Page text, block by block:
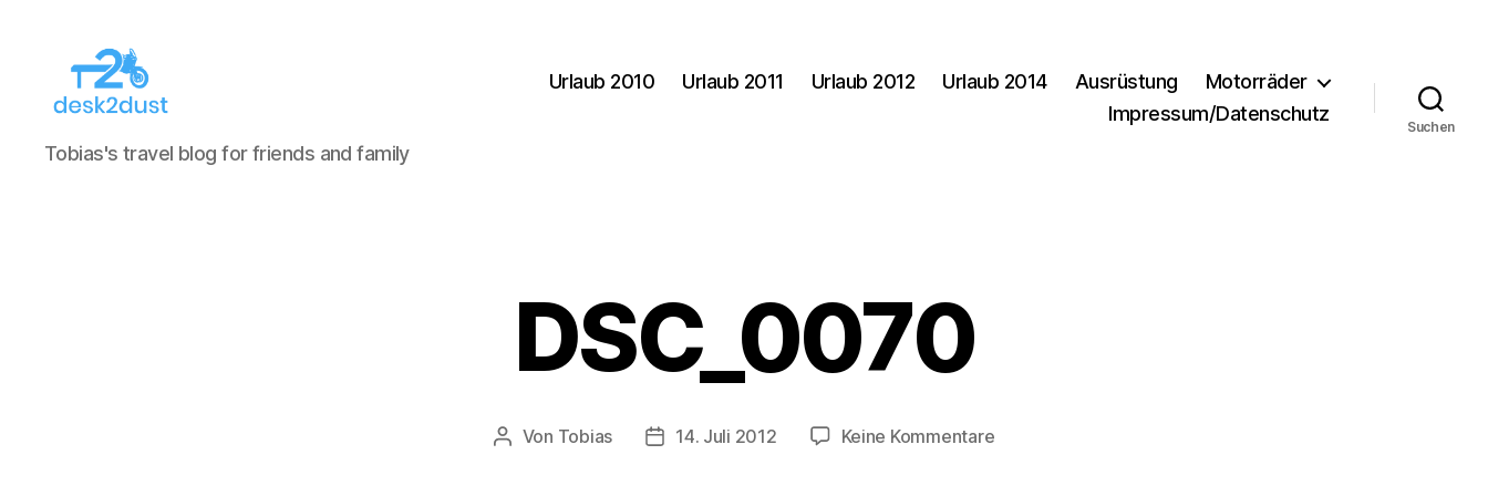
desk2dust
Tobias's travel blog for friends and family
Urlaub 2010 Urlaub 2011 Urlaub 2012 Urlaub 2014 Ausrüstung
Motorräder
Impressum/Datenschutz
Suchen
DSC_0070
Beitragsautor
Von Tobias Veröffentlichungsdatum
14. Juli 2012 Keine Kommentarezu